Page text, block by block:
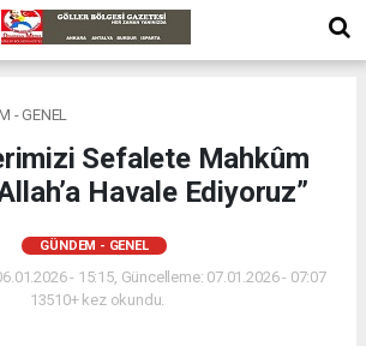
- GENEL
Sefalete Mahkûm
Havale Ediyoruz”
GÜNDEM - GENEL
- 15:15, Güncelleme: 07.01.2026 - 07:07
13510+ kez okundu.